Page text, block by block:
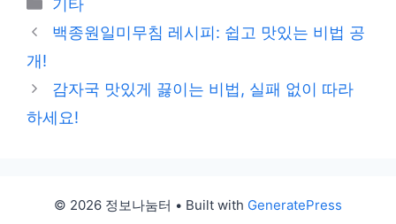
기타
백종원일미무침 레시피: 쉽고 맛있는 비법 공
개!
감자국 맛있게 끓이는 비법, 실패 없이 따라
하세요!
© 2026 정보나눔터 • Built with GeneratePress